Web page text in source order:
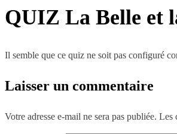
QUIZ La Belle et
Il semble que ce quiz ne soit pas configuré
Laisser un commentaire
Votre adresse e-mail ne sera pas publiée. Les